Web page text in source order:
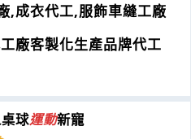
,成衣代工,服飾車縫工廠
廠客製化生產品牌代工
球運動新寵